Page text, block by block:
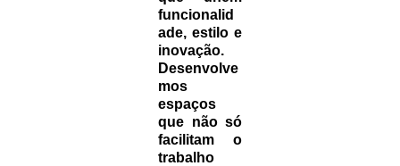
funcionalid
ade, estilo e
inovação.
Desenvolve
mos
espaços
que não só
facilitam o
trabalho